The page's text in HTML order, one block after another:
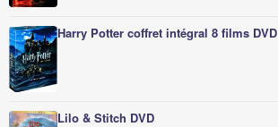
Harry Potter coffret intégral 8 films DVD
Lilo & Stitch DVD